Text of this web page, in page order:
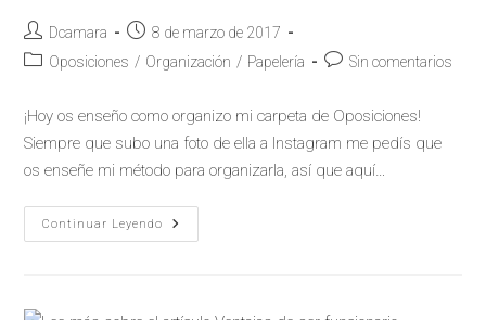
Dcamara
8 de marzo de 2017
Oposiciones / Organización / Papelería Sin comentarios
¡Hoy os enseño como organizo mi carpeta de Oposiciones!
Siempre que subo una foto de ella a Instagram me pedís que
os enseñe mi método para organizarla, así que aquí…
Continuar Leyendo